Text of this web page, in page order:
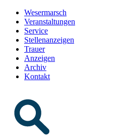
Wesermarsch
Veranstaltungen
Service
Stellenanzeigen
Trauer
Anzeigen
Archiv
Kontakt